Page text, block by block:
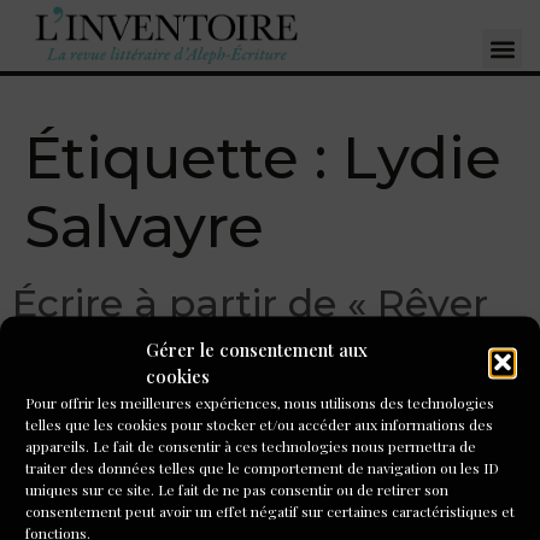
Gérer le consentement aux
cookies
Pour offrir les meilleures expériences, nous utilisons des technologies
telles que les cookies pour stocker et/ou accéder aux informations des
appareils. Le fait de consentir à ces technologies nous permettra de
traiter des données telles que le comportement de navigation ou les ID
uniques sur ce site. Le fait de ne pas consentir ou de retirer son
consentement peut avoir un effet négatif sur certaines caractéristiques et
fonctions.
Étiquette : Lydie
Salvayre
Écrire à partir de « Rêver
debout » de Lydie
Salvayre
C’est la rentrée ! L’atelier de L’Inventoire redémarre cette
semaine sur notre plateforme à distance ! Comme l’an
passé une proposition d’écriture vous sera proposée en